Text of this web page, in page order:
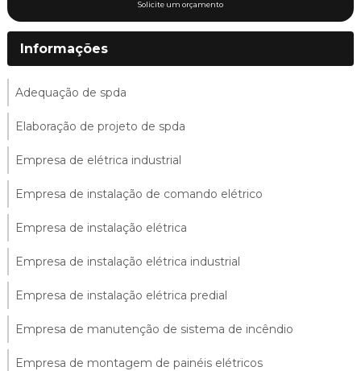
Solicite um orçamento
Informações
Adequação de spda
Elaboração de projeto de spda
Empresa de elétrica industrial
Empresa de instalação de comando elétrico
Empresa de instalação elétrica
Empresa de instalação elétrica industrial
Empresa de instalação elétrica predial
Empresa de manutenção de sistema de incêndio
Empresa de montagem de painéis elétricos